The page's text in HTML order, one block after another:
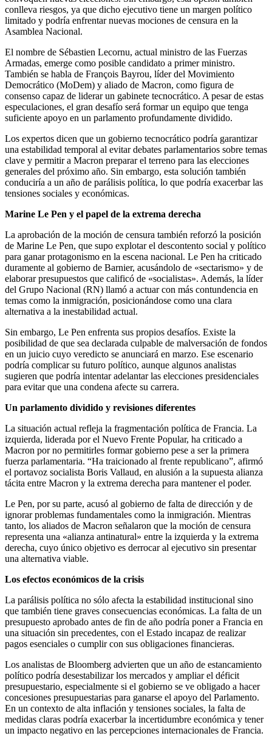
conlleva riesgos, ya que dicho ejecutivo tiene un margen político
limitado y podría enfrentar nuevas mociones de censura en la
Asamblea Nacional.
El nombre de Sébastien Lecornu, actual ministro de las Fuerzas
Armadas, emerge como posible candidato a primer ministro.
También se habla de François Bayrou, líder del Movimiento
Democrático (MoDem) y aliado de Macron, como figura de
consenso capaz de liderar un gabinete tecnocrático. A pesar de estas
especulaciones, el gran desafío será formar un equipo que tenga
suficiente apoyo en un parlamento profundamente dividido.
Los expertos dicen que un gobierno tecnocrático podría garantizar
una estabilidad temporal al evitar debates parlamentarios sobre temas
clave y permitir a Macron preparar el terreno para las elecciones
generales del próximo año. Sin embargo, esta solución también
conduciría a un año de parálisis política, lo que podría exacerbar las
tensiones sociales y económicas.
Marine Le Pen y el papel de la extrema derecha
La aprobación de la moción de censura también reforzó la posición
de Marine Le Pen, que supo explotar el descontento social y político
para ganar protagonismo en la escena nacional. Le Pen ha criticado
duramente al gobierno de Barnier, acusándolo de «sectarismo» y de
elaborar presupuestos que calificó de «socialistas». Además, la líder
del Grupo Nacional (RN) llamó a actuar con más contundencia en
temas como la inmigración, posicionándose como una clara
alternativa a la inestabilidad actual.
Sin embargo, Le Pen enfrenta sus propios desafíos. Existe la
posibilidad de que sea declarada culpable de malversación de fondos
en un juicio cuyo veredicto se anunciará en marzo. Ese escenario
podría complicar su futuro político, aunque algunos analistas
sugieren que podría intentar adelantar las elecciones presidenciales
para evitar que una condena afecte su carrera.
Un parlamento dividido y revisiones diferentes
La situación actual refleja la fragmentación política de Francia. La
izquierda, liderada por el Nuevo Frente Popular, ha criticado a
Macron por no permitirles formar gobierno pese a ser la primera
fuerza parlamentaria. “Ha traicionado al frente republicano”, afirmó
el portavoz socialista Boris Vallaud, en alusión a la supuesta alianza
tácita entre Macron y la extrema derecha para mantener el poder.
Le Pen, por su parte, acusó al gobierno de falta de dirección y de
ignorar problemas fundamentales como la inmigración. Mientras
tanto, los aliados de Macron señalaron que la moción de censura
representa una «alianza antinatural» entre la izquierda y la extrema
derecha, cuyo único objetivo es derrocar al ejecutivo sin presentar
una alternativa viable.
Los efectos económicos de la crisis
La parálisis política no sólo afecta la estabilidad institucional sino
que también tiene graves consecuencias económicas. La falta de un
presupuesto aprobado antes de fin de año podría poner a Francia en
una situación sin precedentes, con el Estado incapaz de realizar
pagos esenciales o cumplir con sus obligaciones financieras.
Los analistas de Bloomberg advierten que un año de estancamiento
político podría desestabilizar los mercados y ampliar el déficit
presupuestario, especialmente si el gobierno se ve obligado a hacer
concesiones presupuestarias para ganarse el apoyo del Parlamento.
En un contexto de alta inflación y tensiones sociales, la falta de
medidas claras podría exacerbar la incertidumbre económica y tener
un impacto negativo en las percepciones internacionales de Francia.